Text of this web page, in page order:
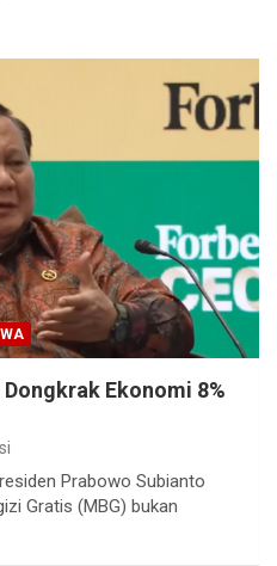
Ekonomi 8%
Prabowo Subianto
Gratis (MBG) bukan